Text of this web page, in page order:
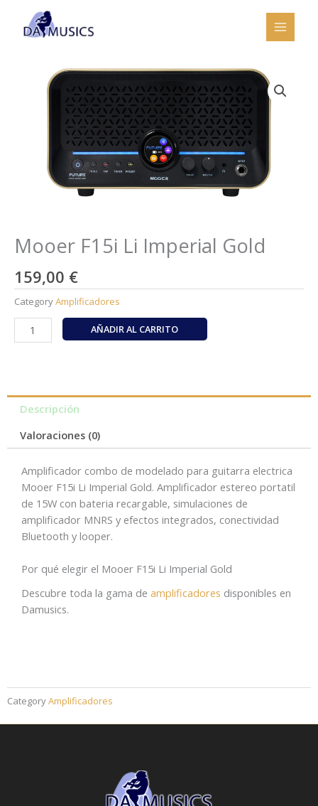
contenido
Mooer F15i Li Imperial Gold
159,00 €
CategoryAmplificadores
Mooer
F15i
cantidad
AÑADIR AL CARRITO
Descripción
Valoraciones (0)
Amplificador combo de modelado para guitarra electrica
Mooer F15i Li Imperial Gold. Amplificador estereo portatil
de 15W con bateria recargable, simulaciones de
amplificador MNRS y efectos integrados, conectividad
Bluetooth y looper.
Por qué elegir el Mooer F15i Li Imperial Gold
Descubre toda la gama de amplificadores disponibles en
Damusics.
CategoryAmplificadores